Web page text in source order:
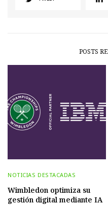
POSTS
NOTICIAS DESTACADAS
Wimbledon optimiza su
gestión digital mediante IA